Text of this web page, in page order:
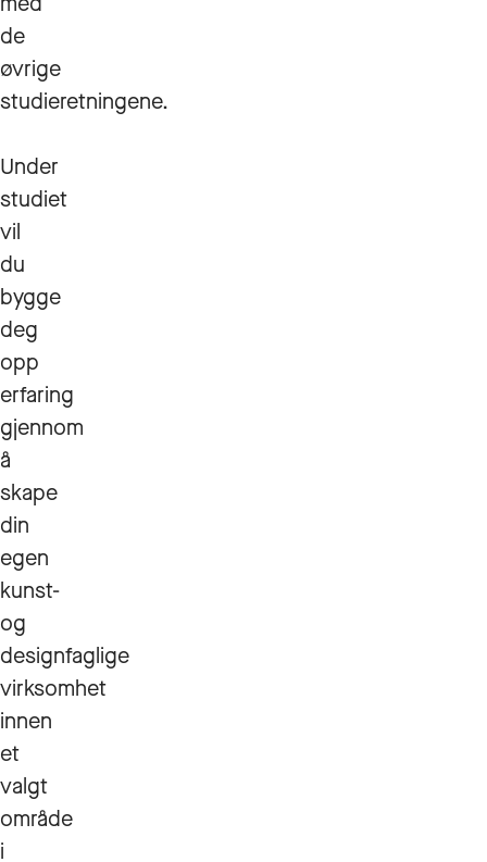
de
øvrige
studieretningene.
Under
studiet
vil
du
bygge
deg
opp
erfaring
gjennom
å
skape
din
egen
kunst-
og
designfaglige
virksomhet
innen
et
valgt
område
i